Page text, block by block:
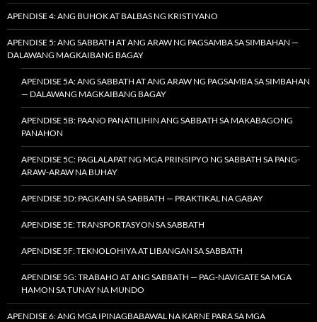
APENDISE 4: ANG BUHOK AT BALBAS NG KRISTIYANO
APENDISE 5: ANG SABBATH AT ANG ARAW NG PAGSAMBA SA SIMBAHAN —
DALAWANG MAGKAIBANG BAGAY
APENDISE 5A: ANG SABBATH AT ANG ARAW NG PAGSAMBA SA SIMBAHAN
— DALAWANG MAGKAIBANG BAGAY
APENDISE 5B: PAANO PANATILIHIN ANG SABBATH SA MAKABAGONG
PANAHON
APENDISE 5C: PAGLALAPAT NG MGA PRINSIPYO NG SABBATH SA PANG-
ARAW-ARAW NA BUHAY
APENDISE 5D: PAGKAIN SA SABBATH — PRAKTIKAL NA GABAY
APENDISE 5E: TRANSPORTASYON SA SABBATH
APENDISE 5F: TEKNOLOHIYA AT LIBANGAN SA SABBATH
APENDISE 5G: TRABAHO AT ANG SABBATH — PAG-NAVIGATE SA MGA
HAMON SA TUNAY NA MUNDO
APENDISE 6: ANG MGA IPINAGBABAWAL NA KARNE PARA SA MGA